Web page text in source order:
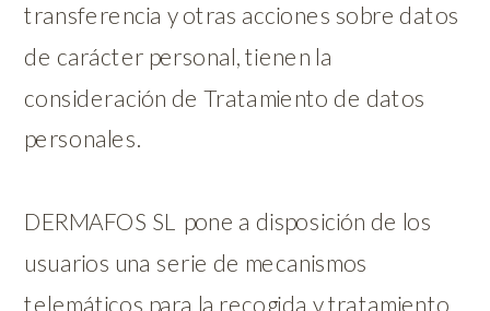
transferencia y otras acciones sobre datos
de carácter personal, tienen la
consideración de Tratamiento de datos
personales.
DERMAFOS SL pone a disposición de los
usuarios una serie de mecanismos
telemáticos para la recogida y tratamiento